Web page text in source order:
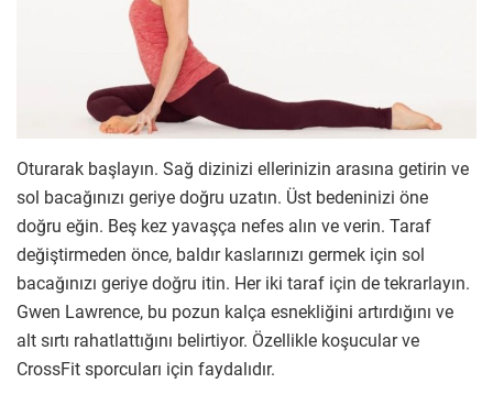
Oturarak başlayın. Sağ dizinizi ellerinizin arasına getirin ve
sol bacağınızı geriye doğru uzatın. Üst bedeninizi öne
doğru eğin. Beş kez yavaşça nefes alın ve verin. Taraf
değiştirmeden önce, baldır kaslarınızı germek için sol
bacağınızı geriye doğru itin. Her iki taraf için de tekrarlayın.
Gwen Lawrence, bu pozun kalça esnekliğini artırdığını ve
alt sırtı rahatlattığını belirtiyor. Özellikle koşucular ve
CrossFit sporcuları için faydalıdır.